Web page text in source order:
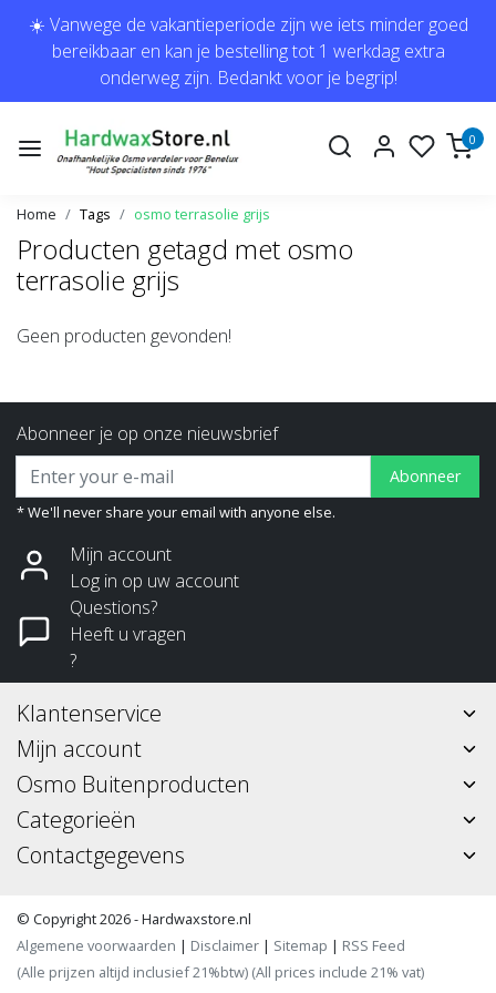
☀️ Vanwege de vakantieperiode zijn we iets minder goed
bereikbaar en kan je bestelling tot 1 werkdag extra
onderweg zijn. Bedankt voor je begrip!
0
Home Tags osmo terrasolie grijs
Producten getagd met osmo
terrasolie grijs
Geen producten gevonden!
Abonneer je op onze nieuwsbrief
Abonneer
* We'll never share your email with anyone else.
Mijn account
Log in op uw account
Questions?
Heeft u vragen
?
Klantenservice
Mijn account
Osmo Buitenproducten
Categorieën
Contactgegevens
© Copyright 2026 - Hardwaxstore.nl
Algemene voorwaarden | Disclaimer | Sitemap | RSS Feed
(Alle prijzen altijd inclusief 21%btw) (All prices include 21% vat)